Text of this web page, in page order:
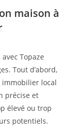
maison à
Topaze
Tout d’abord,
local
précise et
élevé ou trop
potentiels.